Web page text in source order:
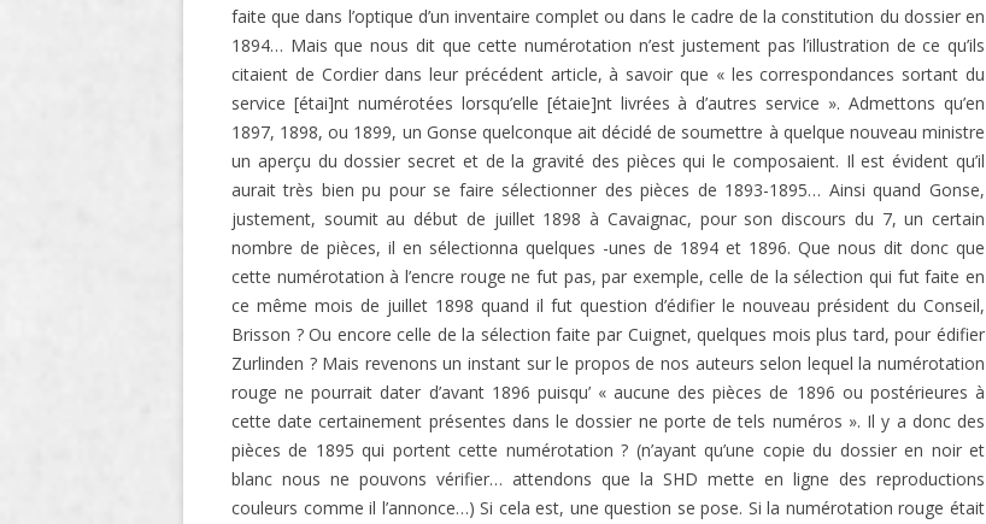
faite que dans l’optique d’un inventaire complet ou dans le cadre de la constitution du dossier en
1894… Mais que nous dit que cette numérotation n’est justement pas l’illustration de ce qu’ils
citaient de Cordier dans leur précédent article, à savoir que « les correspondances sortant du
service [étai]nt numérotées lorsqu’elle [étaie]nt livrées à d’autres service ». Admettons qu’en
1897, 1898, ou 1899, un Gonse quelconque ait décidé de soumettre à quelque nouveau ministre
un aperçu du dossier secret et de la gravité des pièces qui le composaient. Il est évident qu’il
aurait très bien pu pour se faire sélectionner des pièces de 1893-1895… Ainsi quand Gonse,
justement, soumit au début de juillet 1898 à Cavaignac, pour son discours du 7, un certain
nombre de pièces, il en sélectionna quelques -unes de 1894 et 1896. Que nous dit donc que
cette numérotation à l’encre rouge ne fut pas, par exemple, celle de la sélection qui fut faite en
ce même mois de juillet 1898 quand il fut question d’édifier le nouveau président du Conseil,
Brisson ? Ou encore celle de la sélection faite par Cuignet, quelques mois plus tard, pour édifier
Zurlinden ? Mais revenons un instant sur le propos de nos auteurs selon lequel la numérotation
rouge ne pourrait dater d’avant 1896 puisqu’ « aucune des pièces de 1896 ou postérieures à
cette date certainement présentes dans le dossier ne porte de tels numéros ». Il y a donc des
pièces de 1895 qui portent cette numérotation ? (n’ayant qu’une copie du dossier en noir et
blanc nous ne pouvons vérifier… attendons que la SHD mette en ligne des reproductions
couleurs comme il l’annonce…) Si cela est, une question se pose. Si la numérotation rouge était